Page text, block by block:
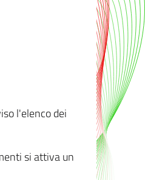
l'elenco dei
si attiva un